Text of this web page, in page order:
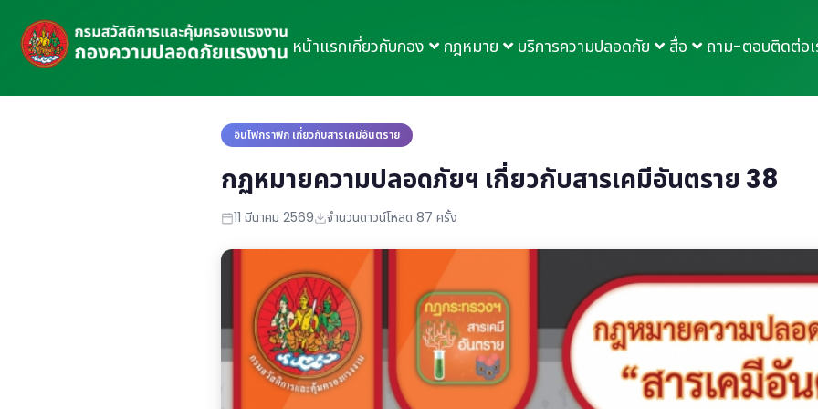
หน้าแรกเกี่ยวกับกอง กฎหมาย บริการความปลอดภัย สื่อ ถาม-ตอบติดต่อเ
อินโฟกราฟิก เกี่ยวกับสารเคมีอันตราย
กฏหมายความปลอดภัยฯ เกี่ยวกับสารเคมีอันตราย 38
11 มีนาคม 2569 จำนวนดาวน์โหลด 87 ครั้ง